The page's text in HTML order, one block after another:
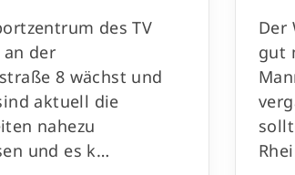
des TV
an der
8 wächst und
aktuell die
nahezu
und es k…
Der
gut
Datenschutz
(für